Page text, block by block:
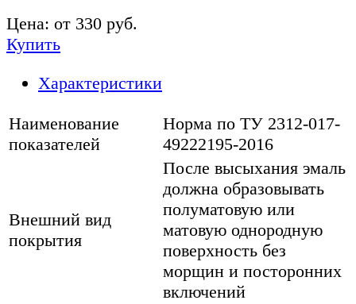
Цена: от 330 руб.
Купить
Характеристики
Наименование
показателей
Норма по ТУ 2312-017-
49222195-2016
Внешний вид
покрытия
После высыхания эмаль
должна образовывать
полуматовую или
матовую однородную
поверхность без
морщин и посторонних
включений